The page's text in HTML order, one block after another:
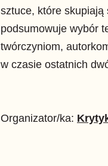
sztuce, które skupiają
podsumowuje wybór
twórczyniom,
w czasie ostatnich
Organizator/ka: